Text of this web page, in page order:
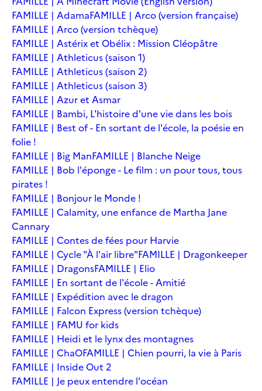
FAMILLE | AdamaFAMILLE | Arco (version française)
FAMILLE | Arco (version tchèque)
FAMILLE | Astérix et Obélix : Mission Cléopâtre
FAMILLE | Athleticus (saison 1)
FAMILLE | Athleticus (saison 2)
FAMILLE | Athleticus (saison 3)
FAMILLE | Azur et Asmar
FAMILLE | Bambi, L'histoire d'une vie dans les bois
FAMILLE | Best of - En sortant de l'école, la poésie en
folie !
FAMILLE | Big ManFAMILLE | Blanche Neige
FAMILLE | Bob l'éponge - Le film : un pour tous, tous
pirates !
FAMILLE | Bonjour le Monde !
FAMILLE | Calamity, une enfance de Martha Jane
Cannary
FAMILLE | Contes de fées pour Harvie
FAMILLE | Cycle "À l'air libre"FAMILLE | Dragonkeeper
FAMILLE | DragonsFAMILLE | Elio
FAMILLE | En sortant de l'école - Amitié
FAMILLE | Expédition avec le dragon
FAMILLE | Falcon Express (version tchèque)
FAMILLE | FAMU for kids
FAMILLE | Heidi et le lynx des montagnes
FAMILLE | ChaOFAMILLE | Chien pourri, la vie à Paris
FAMILLE | Inside Out 2
FAMILLE | Je peux entendre l'océan